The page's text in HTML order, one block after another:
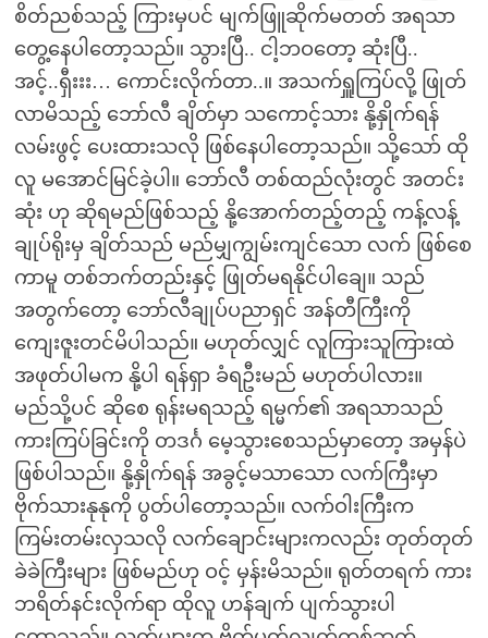
စိတ်ညစ်သည့် ကြားမှပင် မျက်ဖြူဆိုက်မတတ် အရသာ
တွေ့နေပါတော့သည်။ သွားပြီ.. ငါ့ဘဝတော့ ဆုံးပြီ..
အင့်..ရှီးးး… ကောင်းလိုက်တာ..။ အသက်ရှူကြပ်လို့ ဖြုတ်
လာမိသည့် ဘော်လီ ချိတ်မှာ သကောင့်သား နို့နှိုက်ရန်
လမ်းဖွင့် ပေးထားသလို ဖြစ်နေပါတော့သည်။ သို့သော် ထို
လူ မအောင်မြင်ခဲ့ပါ။ ဘော်လီ တစ်ထည်လုံးတွင် အတင်း
ဆုံး ဟု ဆိုရမည်ဖြစ်သည့် နို့အောက်တည့်တည့် ကန့်လန့်
ချုပ်ရိုးမှ ချိတ်သည် မည်မျှကျွမ်းကျင်သော လက် ဖြစ်စေ
ကာမူ တစ်ဘက်တည်းနှင့် ဖြုတ်မရနိုင်ပါချေ။ သည်
အတွက်တော့ ဘော်လီချုပ်ပညာရှင် အန်တီကြီးကို
ကျေးဇူးတင်မိပါသည်။ မဟုတ်လျှင် လူကြားသူကြားထဲ
အဖုတ်ပါမက နို့ပါ ရန်ရှာ ခံရဦးမည် မဟုတ်ပါလား။
မည်သို့ပင် ဆိုစေ ရုန်းမရသည့် ရမ္မက်၏ အရသာသည်
ကားကြပ်ခြင်းကို တဒင်္ဂ မေ့သွားစေသည်မှာတော့ အမှန်ပဲ
ဖြစ်ပါသည်။ နို့နှိုက်ရန် အခွင့်မသာသော လက်ကြီးမှာ
ဗိုက်သားနုနုကို ပွတ်ပါတော့သည်။ လက်ဝါးကြီးက
ကြမ်းတမ်းလှသလို လက်ချောင်းများကလည်း တုတ်တုတ်
ခဲခဲကြီးများ ဖြစ်မည်ဟု ဝင့် မှန်းမိသည်။ ရုတ်တရက် ကား
ဘရိတ်နင်းလိုက်ရာ ထိုလူ ဟန်ချက် ပျက်သွားပါ